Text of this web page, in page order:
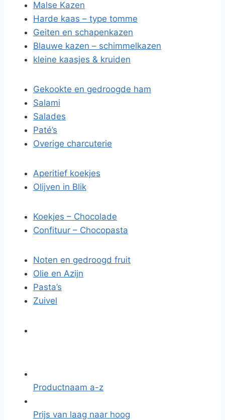
Malse Kazen
Harde kaas – type tomme
Geiten en schapenkazen
Blauwe kazen – schimmelkazen
kleine kaasjes & kruiden
Gekookte en gedroogde ham
Salami
Salades
Paté’s
Overige charcuterie
Aperitief koekjes
Olijven in Blik
Koekjes – Chocolade
Confituur – Chocopasta
Noten en gedroogd fruit
Olie en Azijn
Pasta’s
Zuivel
Productnaam a-z
Prijs van laag naar hoog